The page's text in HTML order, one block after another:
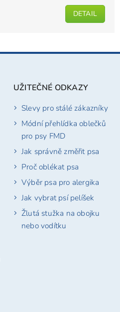
DETAIL
UŽITEČNÉ ODKAZY
Slevy pro stálé zákazníky
Módní přehlídka oblečků
pro psy FMD
Jak správně změřit psa
Proč oblékat psa
Výběr psa pro alergika
Jak vybrat psí pelíšek
Žlutá stužka na obojku
nebo vodítku